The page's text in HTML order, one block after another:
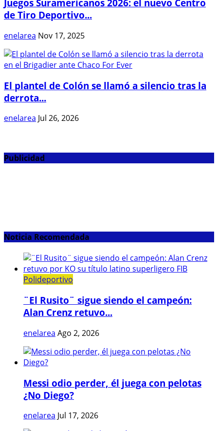
Juegos Suramericanos 2026: el nuevo Centro
de Tiro Deportivo...
enelarea Nov 17, 2025
El plantel de Colón se llamó a silencio tras la
derrota...
enelarea Jul 26, 2026
Publicidad
Noticia Recomendada
Polideportivo
¨El Rusito¨ sigue siendo el campeón:
Alan Crenz retuvo...
enelarea Ago 2, 2026
Messi odio perder, él juega con pelotas
¿No Diego?
enelarea Jul 17, 2026